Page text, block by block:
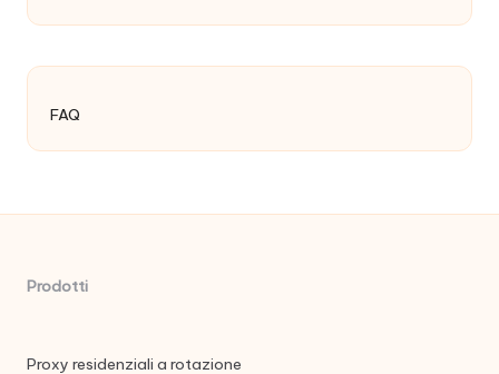
FAQ
Prodotti
Proxy residenziali a rotazione